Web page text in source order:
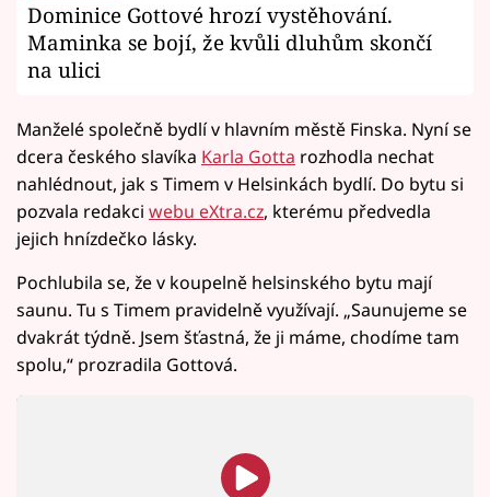
Dominice Gottové hrozí vystěhování.
Maminka se bojí, že kvůli dluhům skončí
na ulici
Manželé společně bydlí v hlavním městě Finska. Nyní se
dcera českého slavíka Karla Gotta rozhodla nechat
nahlédnout, jak s Timem v Helsinkách bydlí. Do bytu si
pozvala redakci webu eXtra.cz, kterému předvedla
jejich hnízdečko lásky.
Pochlubila se, že v koupelně helsinského bytu mají
saunu. Tu s Timem pravidelně využívají. „Saunujeme se
dvakrát týdně. Jsem šťastná, že ji máme, chodíme tam
spolu,“ prozradila Gottová.